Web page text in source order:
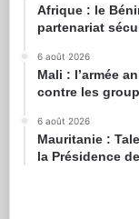
Afrique : le
partenariat
6 août 2026
Mali : l’armée
contre les
6 août 2026
Mauritanie :
la Présidence